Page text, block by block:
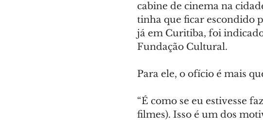
cabine de cinema na
tinha que ficar escondido
já em Curitiba, foi
Fundação Cultural.
Para ele, o ofício é mais
“É como se eu estivesse
filmes). Isso é um dos